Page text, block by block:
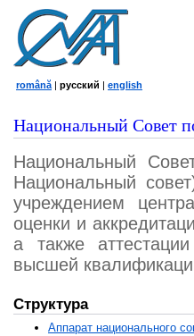
română | русский | english
Национальный Совет
Национальный
Национальный
учреждением
оценки и
а также
высшей
Структура
Аппарат национального